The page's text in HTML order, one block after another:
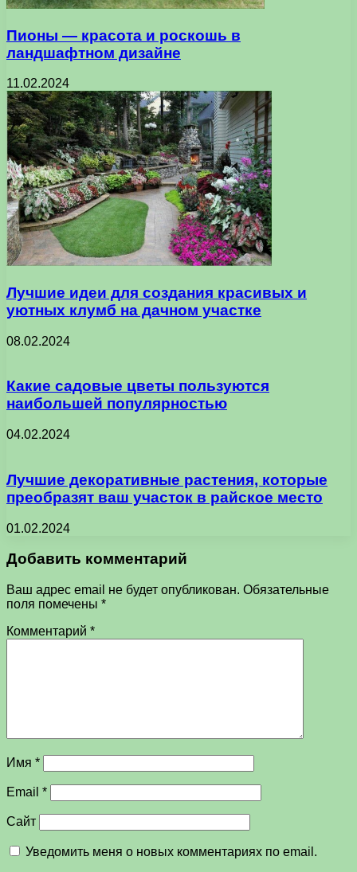
Пионы — красота и роскошь в
ландшафтном дизайне
11.02.2024
Лучшие идеи для создания красивых и
уютных клумб на дачном участке
08.02.2024
Какие садовые цветы пользуются
наибольшей популярностью
04.02.2024
Лучшие декоративные растения, которые
преобразят ваш участок в райское место
01.02.2024
Добавить комментарий
Ваш адрес email не будет опубликован. Обязательные
поля помечены *
Комментарий *
Имя *
Email *
Сайт
Уведомить меня о новых комментариях по email.